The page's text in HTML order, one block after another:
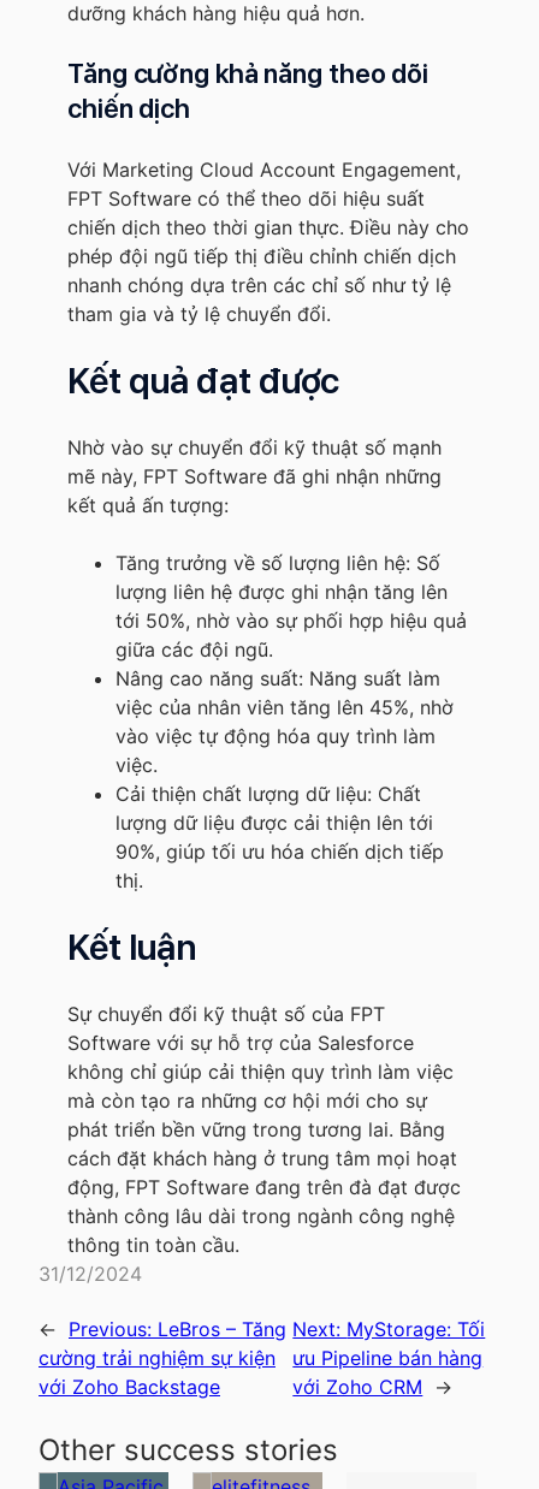
dưỡng khách hàng hiệu quả hơn.
Tăng cường khả năng theo dõi
chiến dịch
Với Marketing Cloud Account Engagement,
FPT Software có thể theo dõi hiệu suất
chiến dịch theo thời gian thực. Điều này cho
phép đội ngũ tiếp thị điều chỉnh chiến dịch
nhanh chóng dựa trên các chỉ số như tỷ lệ
tham gia và tỷ lệ chuyển đổi.
Kết quả đạt được
Nhờ vào sự chuyển đổi kỹ thuật số mạnh
mẽ này, FPT Software đã ghi nhận những
kết quả ấn tượng:
Tăng trưởng về số lượng liên hệ: Số
lượng liên hệ được ghi nhận tăng lên
tới 50%, nhờ vào sự phối hợp hiệu quả
giữa các đội ngũ.
Nâng cao năng suất: Năng suất làm
việc của nhân viên tăng lên 45%, nhờ
vào việc tự động hóa quy trình làm
việc.
Cải thiện chất lượng dữ liệu: Chất
lượng dữ liệu được cải thiện lên tới
90%, giúp tối ưu hóa chiến dịch tiếp
thị.
Kết luận
Sự chuyển đổi kỹ thuật số của FPT
Software với sự hỗ trợ của Salesforce
không chỉ giúp cải thiện quy trình làm việc
mà còn tạo ra những cơ hội mới cho sự
phát triển bền vững trong tương lai. Bằng
cách đặt khách hàng ở trung tâm mọi hoạt
động, FPT Software đang trên đà đạt được
thành công lâu dài trong ngành công nghệ
thông tin toàn cầu.
31/12/2024
← Previous: LeBros – Tăng
cường trải nghiệm sự kiện
với Zoho Backstage
Next: MyStorage: Tối
ưu Pipeline bán hàng
với Zoho CRM
→
Other success stories